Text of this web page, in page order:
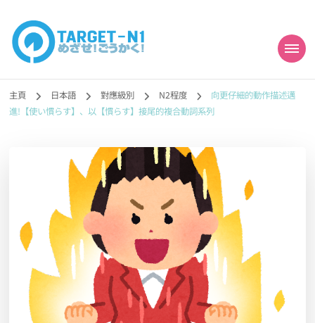
目標!!日本語能力試
N1合格
勉強コンテンツも追加予定!!】
主頁 日本語 對應級別 N2程度
向更仔細的動作描述邁
進!【使い慣らす】、以【慣らす】接尾的複合動詞系列